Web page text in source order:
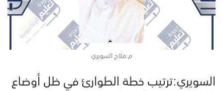
م.فلاح السويري
السويري:ترتيب خطة الطوارئ في ظل أوضاع